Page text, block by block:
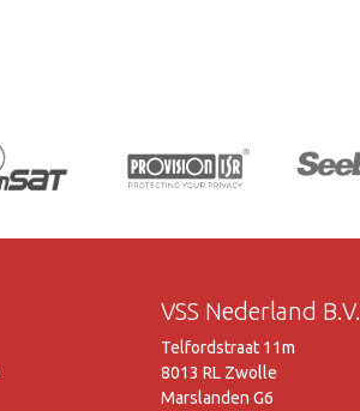
VSS Nederland B.V.
Telfordstraat 11m
8013 RL Zwolle
Marslanden G6